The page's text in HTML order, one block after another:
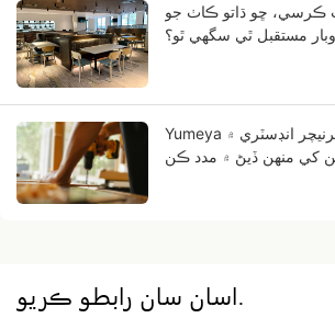
ڪرسي، ڇو ڌاتو ڪاٺ جو
مستقبل ٿي سگهي ٿو؟
Yumeya پراڊڪٽس توهان کي فرنيچر انڊسٽري ۾
کي منهن ڏيڻ ۾ مدد ڪن
اسان سان رابطو ڪريو.